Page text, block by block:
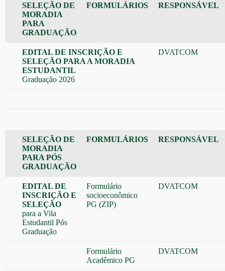
SELEÇÃO DE
MORADIA
PARA
GRADUAÇÃO
FORMULÁRIOS RESPONSÁVEL
EDITAL DE INSCRIÇÃO E
SELEÇÃO PARA A MORADIA
ESTUDANTIL
Graduação 2026
DVATCOM
SELEÇÃO DE
MORADIA
PARA PÓS
GRADUAÇÃO
FORMULÁRIOS RESPONSÁVEL
EDITAL DE
INSCRIÇÃO E
SELEÇÃO
para a Vila
Estudantil Pós
Graduação
Formulário
socioeconômico
PG (ZIP)
DVATCOM
Formulário
Acadêmico PG
DVATCOM